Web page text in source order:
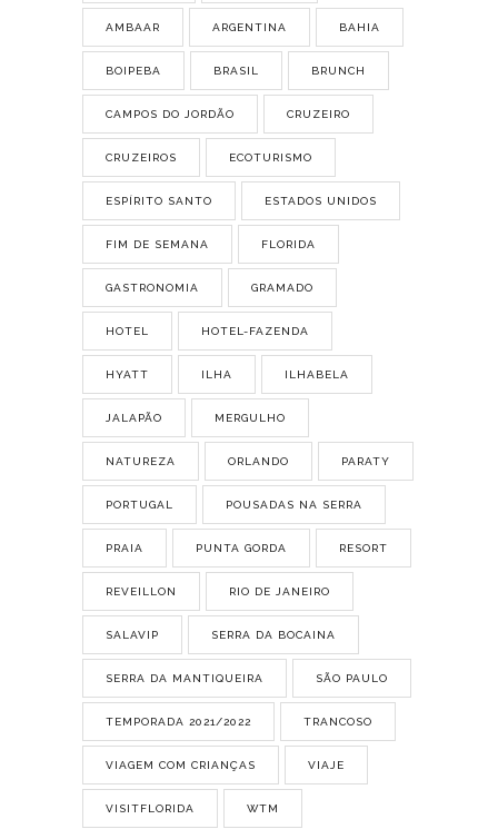
AMBAAR ARGENTINA BAHIA
BOIPEBA BRASIL BRUNCH
CAMPOS DO JORDÃO CRUZEIRO
CRUZEIROS ECOTURISMO
ESPÍRITO SANTO ESTADOS UNIDOS
FIM DE SEMANA FLORIDA
GASTRONOMIA GRAMADO
HOTEL HOTEL-FAZENDA
HYATT ILHA ILHABELA
JALAPÃO MERGULHO
NATUREZA ORLANDO PARATY
PORTUGAL POUSADAS NA SERRA
PRAIA PUNTA GORDA RESORT
REVEILLON RIO DE JANEIRO
SALAVIP SERRA DA BOCAINA
SERRA DA MANTIQUEIRA SÃO PAULO
TEMPORADA 2021/2022 TRANCOSO
VIAGEM COM CRIANÇAS VIAJE
VISITFLORIDA WTM